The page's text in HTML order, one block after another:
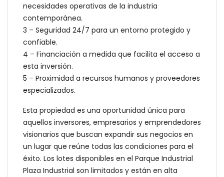
necesidades operativas de la industria
contemporánea.
3 – Seguridad 24/7 para un entorno protegido y
confiable.
4 – Financiación a medida que facilita el acceso a
esta inversión.
5 – Proximidad a recursos humanos y proveedores
especializados.
Esta propiedad es una oportunidad única para
aquellos inversores, empresarios y emprendedores
visionarios que buscan expandir sus negocios en
un lugar que reúne todas las condiciones para el
éxito. Los lotes disponibles en el Parque Industrial
Plaza Industrial son limitados y están en alta